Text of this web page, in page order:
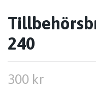
240
300 kr